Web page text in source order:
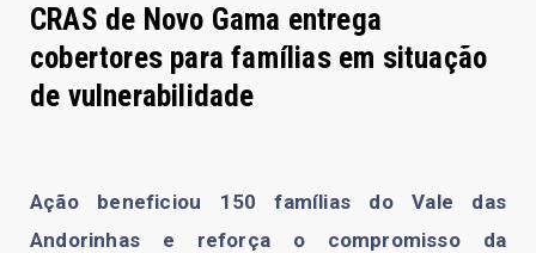
CRAS de Novo Gama entrega
cobertores para famílias em situação
de vulnerabilidade
Ação beneficiou 150 famílias do Vale das
Andorinhas e reforça o compromisso da